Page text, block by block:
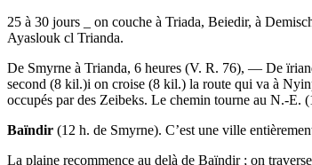
25 à 30 jours _ on couche à Triada, Beiedir, à
Ayaslouk cl Trianda.
De Smyrne à Trianda, 6 heures (V. R. 76), — De
second (8 kil.)i on croise (8 kil.) la route qui va à
occupés par des Zeibeks. Le chemin tourne au N.-E.
Baïndir (12 h. de Smyrne). C’est une ville
La plaine recommence au delà de Baïndir ; on